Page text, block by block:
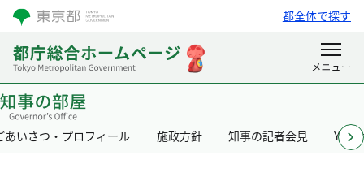
都全体で探す
あいさつ・プロフィール 施政方針 知事の記者会見